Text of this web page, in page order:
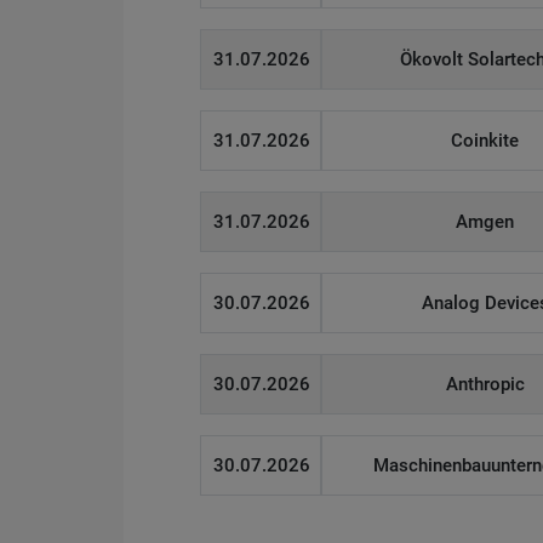
31.07.2026 Ökovolt
31.07.2026 Coinkite
31.07.2026 Amgen
30.07.2026 Analog
30.07.2026 Anthropic
30.07.2026